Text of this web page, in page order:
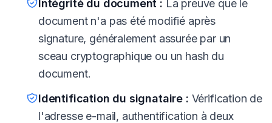
Intégrité du document : La preuve que le
document n'a pas été modifié après
signature, généralement assurée par un
sceau cryptographique ou un hash du
document.
Identification du signataire : Vérification de
l'adresse e-mail, authentification à deux